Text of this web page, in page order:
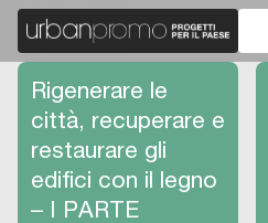
Rigenerare le
città, recuperare e
restaurare gli
edifici con il legno
– I PARTE